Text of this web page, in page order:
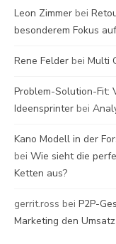
Leon Zimmer bei
besonderem Fokus
Rene Felder bei Multi
Problem-Solution-Fit:
Ideensprinter bei
Kano Modell in der
bei Wie sieht die
Ketten aus?
gerrit.ross bei P2P-
Marketing den